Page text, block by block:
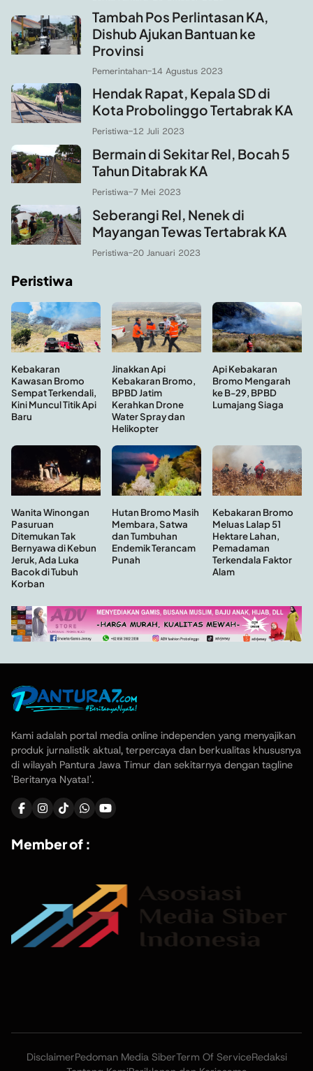
Tambah Pos Perlintasan KA,
Dishub Ajukan Bantuan ke
Provinsi
Pemerintahan-14 Agustus 2023
Hendak Rapat, Kepala SD di
Kota Probolinggo Tertabrak KA
Peristiwa-12 Juli 2023
Bermain di Sekitar Rel, Bocah 5
Tahun Ditabrak KA
Peristiwa-7 Mei 2023
Seberangi Rel, Nenek di
Mayangan Tewas Tertabrak KA
Peristiwa-20 Januari 2023
Peristiwa
Kebakaran
Kawasan Bromo
Sempat Terkendali,
Kini Muncul Titik Api
Baru
Jinakkan Api
Kebakaran Bromo,
BPBD Jatim
Kerahkan Drone
Water Spray dan
Helikopter
Api Kebakaran
Bromo Mengarah
ke B-29, BPBD
Lumajang Siaga
Wanita Winongan
Pasuruan
Ditemukan Tak
Bernyawa di Kebun
Jeruk, Ada Luka
Bacok di Tubuh
Korban
Hutan Bromo Masih
Membara, Satwa
dan Tumbuhan
Endemik Terancam
Punah
Kebakaran Bromo
Meluas Lalap 51
Hektare Lahan,
Pemadaman
Terkendala Faktor
Alam
Kami adalah portal media online independen yang menyajikan
produk jurnalistik aktual, terpercaya dan berkualitas khususnya
di wilayah Pantura Jawa Timur dan sekitarnya dengan tagline
'Beritanya Nyata!'.
Member of :
DisclaimerPedoman Media SiberTerm Of ServiceRedaksi